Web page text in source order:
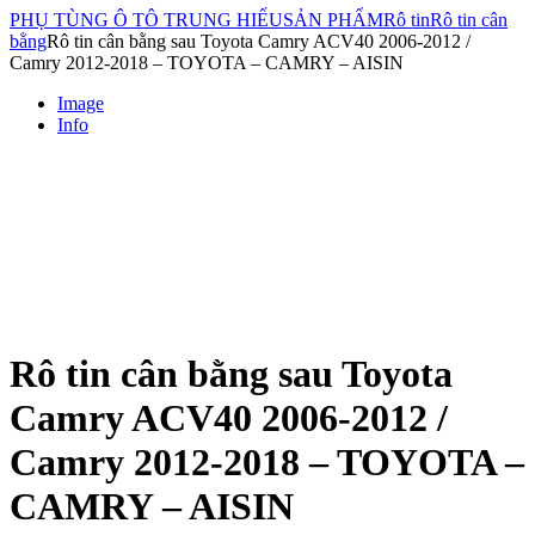
PHỤ TÙNG Ô TÔ TRUNG HIẾUSẢN PHẨMRô tinRô tin cân
bằngRô tin cân bằng sau Toyota Camry ACV40 2006-2012 /
Camry 2012-2018 – TOYOTA – CAMRY – AISIN
Image
Info
Rô tin cân bằng sau Toyota
Camry ACV40 2006-2012 /
Camry 2012-2018 – TOYOTA –
CAMRY – AISIN